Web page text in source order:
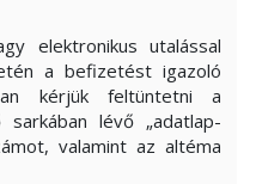
elektronikus utalással
a befizetést igazoló
kérjük feltüntetni a
lévő „adatlap-
valamint az altéma